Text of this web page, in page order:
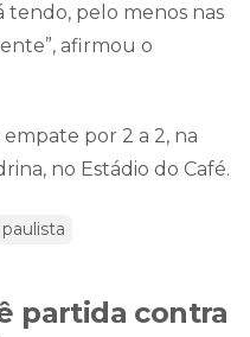
tendo, pelo menos nas
afirmou o
por 2 a 2, na
no Estádio do Café.
partida contra